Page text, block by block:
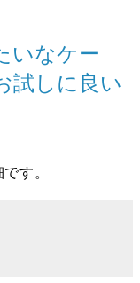
いなケー
試しに良い
す。